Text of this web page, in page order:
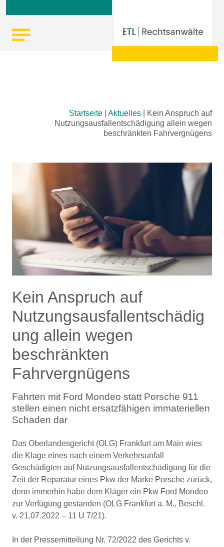
Startseite Aktuelles
Kein Anspruch auf
Nutzungsausfallentschädigung allein wegen
beschränkten Fahrvergnügens
Kein Anspruch auf
Nutzungsausfallentschädig
ung allein wegen
beschränkten
Fahrvergnügens
Fahrten mit Ford Mondeo statt Porsche 911
stellen einen nicht ersatzfähigen immateriellen
Schaden dar
Das Oberlandesgericht (OLG) Frankfurt am Main wies
die Klage eines nach einem Verkehrsunfall
Geschädigten auf Nutzungsausfallentschädigung für die
Zeit der Reparatur eines Pkw der Marke Porsche zurück,
denn immerhin habe dem Kläger ein Pkw Ford Mondeo
zur Verfügung gestanden (OLG Frankfurt a. M., Beschl.
v. 21.07.2022 – 11 U 7/21).
In der Pressemitteilung Nr. 72/2022 des Gerichts v.